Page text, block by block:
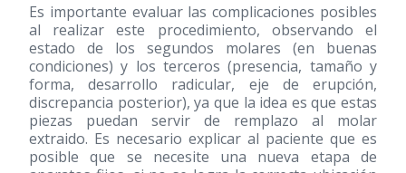
Es importante evaluar las complicaciones posibles
al realizar este procedimiento, observando el
estado de los segundos molares (en buenas
condiciones) y los terceros (presencia, tamaño y
forma, desarrollo radicular, eje de erupción,
discrepancia posterior), ya que la idea es que estas
piezas puedan servir de remplazo al molar
extraido. Es necesario explicar al paciente que es
posible que se necesite una nueva etapa de